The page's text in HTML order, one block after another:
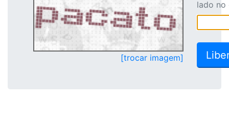
[trocar imagem]
lado no